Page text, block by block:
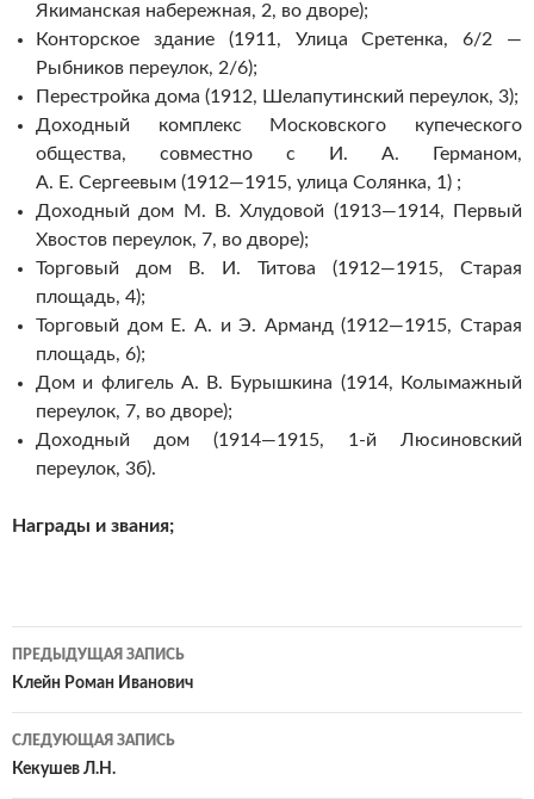
Якиманская набережная, 2, во дворе);
Конторское здание (1911, Улица Сретенка, 6/2 —
Рыбников переулок, 2/6);
Перестройка дома (1912, Шелапутинский переулок, 3);
Доходный комплекс Московского купеческого
общества, совместно с И. А. Германом,
А. Е. Сергеевым (1912—1915, улица Солянка, 1) ;
Доходный дом М. В. Хлудовой (1913—1914, Первый
Хвостов переулок, 7, во дворе);
Торговый дом В. И. Титова (1912—1915, Старая
площадь, 4);
Торговый дом Е. А. и Э. Арманд (1912—1915, Старая
площадь, 6);
Дом и флигель А. В. Бурышкина (1914, Колымажный
переулок, 7, во дворе);
Доходный дом (1914—1915, 1-й Люсиновский
переулок, 3б).
Награды и звания;
Навигация
по
записям
ПРЕДЫДУЩАЯ ЗАПИСЬ
Клейн Роман Иванович
СЛЕДУЮЩАЯ ЗАПИСЬ
Кекушев Л.Н.